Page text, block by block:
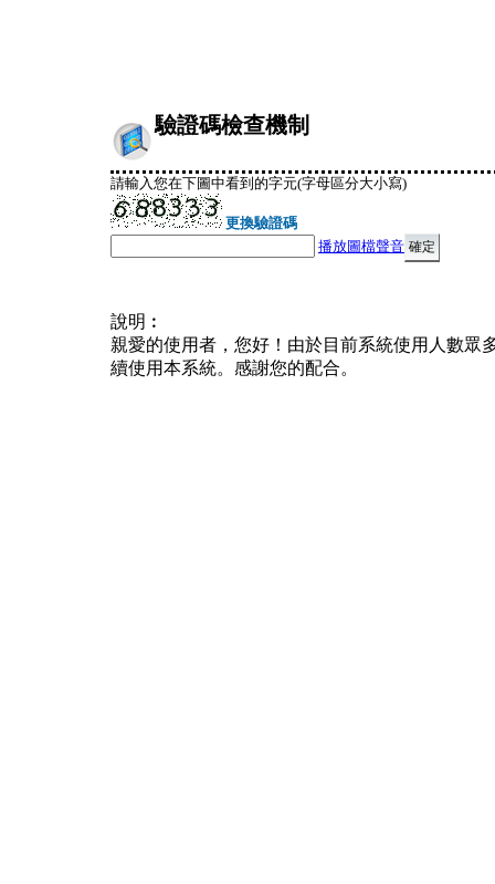
驗證碼檢查機制
請輸入您在下圖中看到的字元(字母區分大小寫)
更換驗證碼
播放圖檔聲音
說明︰
親愛的使用者，您好！由於目前系統使用人數眾
續使用本系統。感謝您的配合。